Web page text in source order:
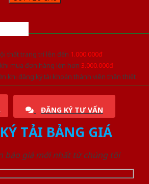
thất trang trí lên đến 1.000.000đ
mua đơn hàng lớn hơn 3.000.000đ
khi đăng ký tài khoản thành viên thân thiết
ĐĂNG KÝ TƯ VẤN
TẢI BẢNG GIÁ
báo giá mới nhất từ chúng tôi